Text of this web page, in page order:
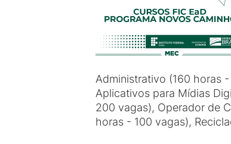
Administrativo (160 horas
Aplicativos para Mídias
200 vagas), Operador de
horas - 100 vagas),